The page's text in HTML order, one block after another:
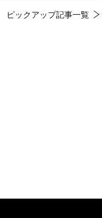
ピックアップ記事一覧